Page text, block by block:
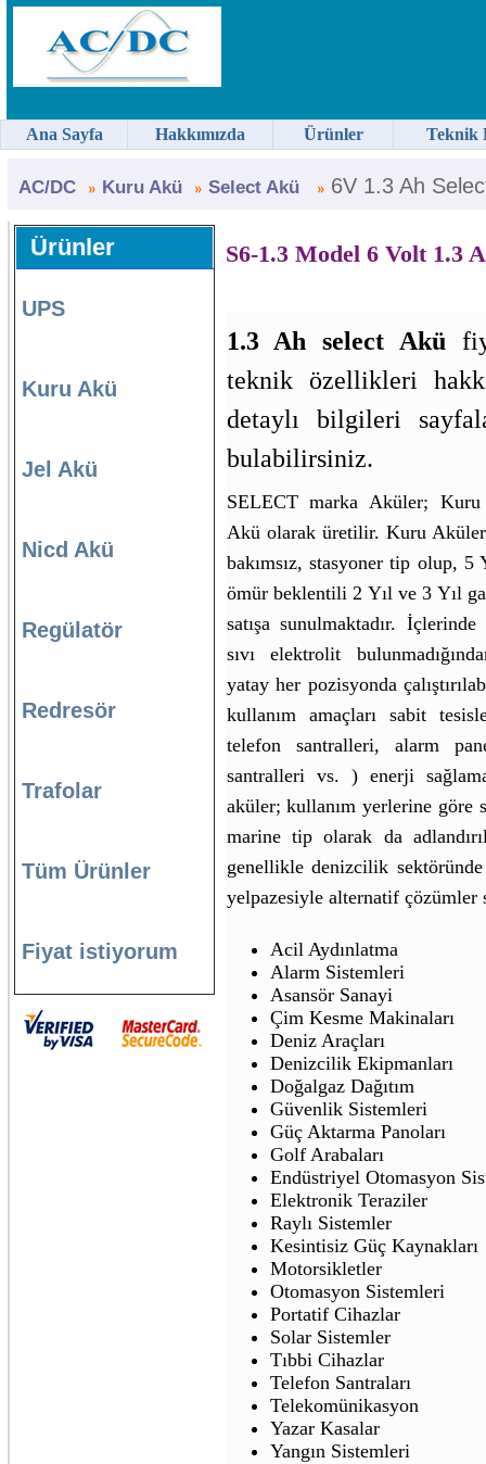
AC/DC Kuru Akü Select Akü 6V 1.3 Ah
Ürünler
UPS
Kuru Akü
Jel Akü
Nicd Akü
Regülatör
Redresör
Trafolar
Tüm Ürünler
Fiyat istiyorum
S6-1.3 Model 6 Volt 1.3
1.3 Ah select Akü
teknik özellikleri
detaylı bilgileri
bulabilirsiniz.
SELECT marka Aküler;
Akü olarak üretilir. Kuru
bakımsız, stasyoner tip olup, 5
ömür beklentili 2 Yıl ve 3 Yıl
satışa sunulmaktadır.
sıvı elektrolit
yatay her pozisyonda
kullanım amaçları sabit
telefon santralleri, alarm
santralleri vs. ) enerji
aküler; kullanım yerlerine göre
marine tip olarak da
genellikle denizcilik
yelpazesiyle alternatif çözümler
Acil Aydınlatma
Alarm Sistemleri
Asansör Sanayi
Çim Kesme Makinaları
Deniz Araçları
Denizcilik Ekipmanları
Doğalgaz Dağıtım
Güvenlik Sistemleri
Güç Aktarma Panoları
Golf Arabaları
Endüstriyel Otomasyon
Elektronik Teraziler
Raylı Sistemler
Kesintisiz Güç Kaynakları
Motorsikletler
Otomasyon Sistemleri
Portatif Cihazlar
Solar Sistemler
Tıbbi Cihazlar
Telefon Santraları
Telekomünikasyon
Yazar Kasalar
Yangın Sistemleri
Ana Sayfa Hakkımızda Ürünler Teknik